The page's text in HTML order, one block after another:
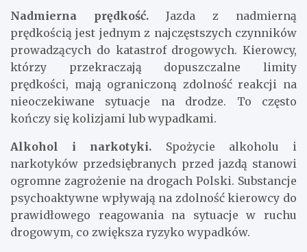
Nadmierna prędkość. Jazda z nadmierną
prędkością jest jednym z najczęstszych czynników
prowadzących do katastrof drogowych. Kierowcy,
którzy przekraczają dopuszczalne limity
prędkości, mają ograniczoną zdolność reakcji na
nieoczekiwane sytuacje na drodze. To często
kończy się kolizjami lub wypadkami.
Alkohol i narkotyki. Spożycie alkoholu i
narkotyków przedsiębranych przed jazdą stanowi
ogromne zagrożenie na drogach Polski. Substancje
psychoaktywne wpływają na zdolność kierowcy do
prawidłowego reagowania na sytuacje w ruchu
drogowym, co zwiększa ryzyko wypadków.